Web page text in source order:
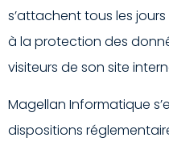
s’attachent tous les
à la protection des
visiteurs de son site
Magellan Informatique
dispositions